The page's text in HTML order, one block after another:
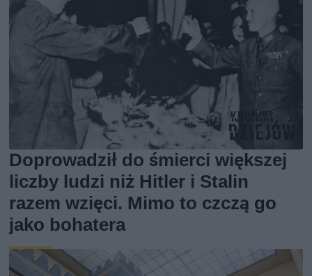
Doprowadził do śmierci większej
liczby ludzi niż Hitler i Stalin
razem wzięci. Mimo to czczą go
jako bohatera